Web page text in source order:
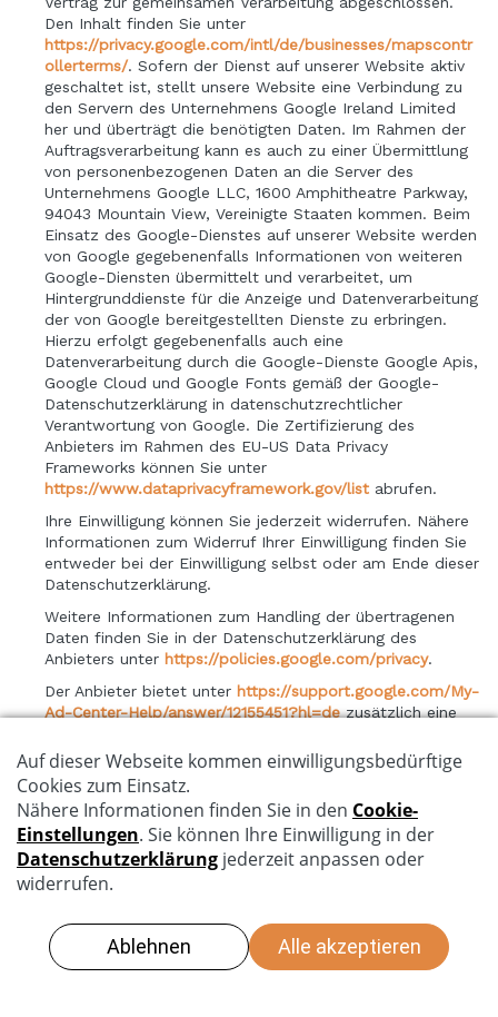
Den Inhalt finden Sie unter
https://privacy.google.com/intl/de/businesses/mapscontr
ollerterms/. Sofern der Dienst auf unserer Website aktiv
geschaltet ist, stellt unsere Website eine Verbindung zu
den Servern des Unternehmens Google Ireland Limited
her und überträgt die benötigten Daten. Im Rahmen der
Auftragsverarbeitung kann es auch zu einer Übermittlung
von personenbezogenen Daten an die Server des
Unternehmens Google LLC, 1600 Amphitheatre Parkway,
94043 Mountain View, Vereinigte Staaten kommen. Beim
Einsatz des Google-Dienstes auf unserer Website werden
von Google gegebenenfalls Informationen von weiteren
Google-Diensten übermittelt und verarbeitet, um
Hintergrunddienste für die Anzeige und Datenverarbeitung
der von Google bereitgestellten Dienste zu erbringen.
Hierzu erfolgt gegebenenfalls auch eine
Datenverarbeitung durch die Google-Dienste Google Apis,
Google Cloud und Google Fonts gemäß der Google-
Datenschutzerklärung in datenschutzrechtlicher
Verantwortung von Google. Die Zertifizierung des
Anbieters im Rahmen des EU-US Data Privacy
Frameworks können Sie unter
https://www.dataprivacyframework.gov/list abrufen.
Ihre Einwilligung können Sie jederzeit widerrufen. Nähere
Informationen zum Widerruf Ihrer Einwilligung finden Sie
entweder bei der Einwilligung selbst oder am Ende dieser
Datenschutzerklärung.
Weitere Informationen zum Handling der übertragenen
Daten finden Sie in der Datenschutzerklärung des
Anbieters unter https://policies.google.com/privacy.
Der Anbieter bietet unter https://support.google.com/My-
Ad-Center-Help/answer/12155451?hl=dezusätzlich eine
Google Tag Manager
Welche personenbezogenen Daten werden
erhoben und in welchem Umfang werden
diese bearbeitet?
Auf unserer Seite verwenden wir den Service Google
Tag Manager des Unternehmens Google Ireland Ltd.,